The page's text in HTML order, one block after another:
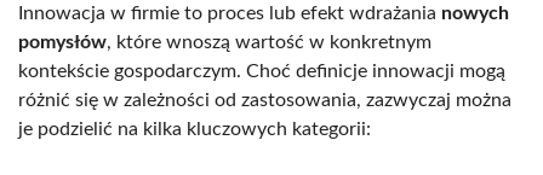
Innowacja w firmie to proces lub efekt wdrażania nowych
pomysłów, które wnoszą wartość w konkretnym
kontekście gospodarczym. Choć definicje innowacji mogą
różnić się w zależności od zastosowania, zazwyczaj można
je podzielić na kilka kluczowych kategorii: